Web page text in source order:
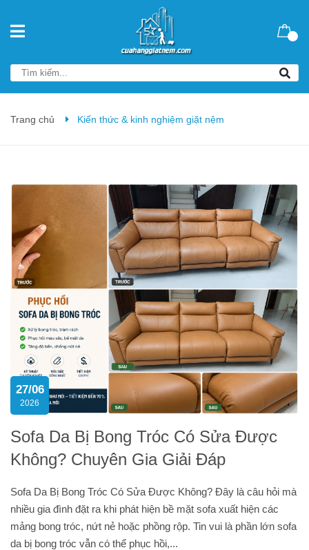
Trang chủ Kiến thức & kinh nghiệm giặt nệm
27/06
2026
Sofa Da Bị Bong Tróc Có Sửa Được
Không? Chuyên Gia Giải Đáp
Sofa Da Bị Bong Tróc Có Sửa Được Không? Đây là câu hỏi mà
nhiều gia đình đặt ra khi phát hiện bề mặt sofa xuất hiện các
mảng bong tróc, nứt nẻ hoặc phồng rộp. Tin vui là phần lớn sofa
da bị bong tróc vẫn có thể phục hồi,...